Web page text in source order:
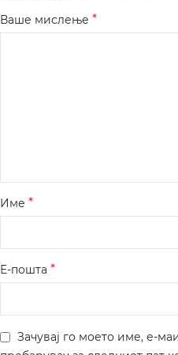
Ваше мислење *
Име *
Е-пошта *
Зачувај го моето име, е-